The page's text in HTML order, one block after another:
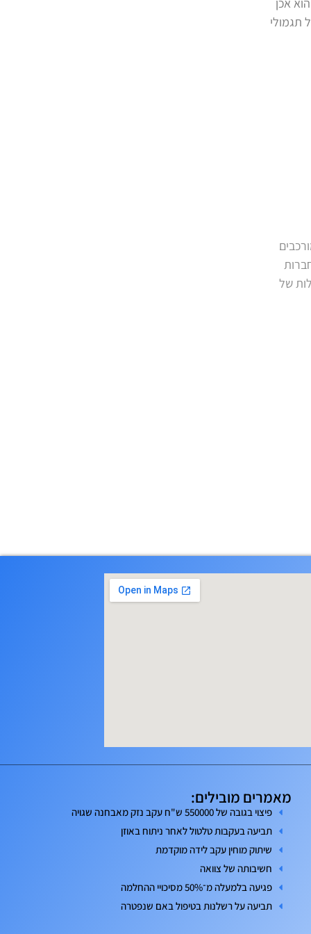
אכן
בגובה של 3,542 ש"ח, למשך 5 שנים. סך כל תגמולי
תיקים מורכבים
בניהול תיקים אלו, מקנים לה ראיה מעמיקה ורחבה בעלת 360 מעלות של
מאמרים מובילים:
פיצוי בגובה של 550000 ש"ח עקב נזק מאבחנה שגויה
תביעה בעקבות טלטול לאחר ניתוח באוזן
שיתוק מוחין עקב לידה מוקדמת
חשיבותה של צוואה
פגיעה בלמעלה מ־50% מסיכויי ההחלמה
תביעה על רשלנות בטיפול באם שנפטרה